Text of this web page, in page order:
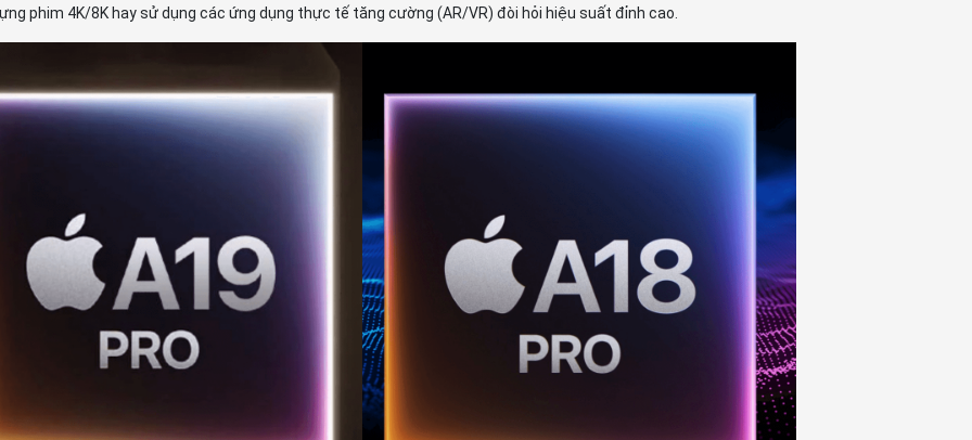
phim 4K/8K hay sử dụng các ứng dụng thực tế tăng cường (AR/VR) đòi hỏi hiệu suất đỉnh cao.